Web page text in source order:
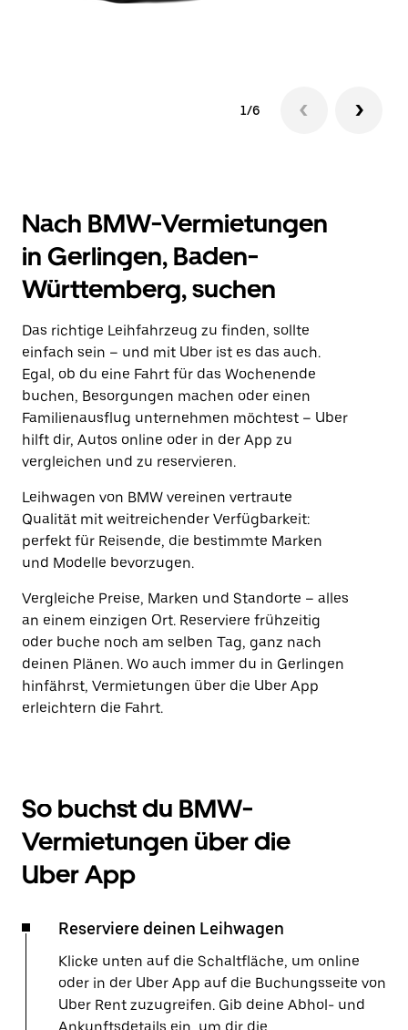
1/6
Nach BMW-Vermietungen
in Gerlingen, Baden-
Württemberg, suchen
Das richtige Leihfahrzeug zu finden, sollte
einfach sein – und mit Uber ist es das auch.
Egal, ob du eine Fahrt für das Wochenende
buchen, Besorgungen machen oder einen
Familienausflug unternehmen möchtest – Uber
hilft dir, Autos online oder in der App zu
vergleichen und zu reservieren.
Leihwagen von BMW vereinen vertraute
Qualität mit weitreichender Verfügbarkeit:
perfekt für Reisende, die bestimmte Marken
und Modelle bevorzugen.
Vergleiche Preise, Marken und Standorte – alles
an einem einzigen Ort. Reserviere frühzeitig
oder buche noch am selben Tag, ganz nach
deinen Plänen. Wo auch immer du in Gerlingen
hinfährst, Vermietungen über die Uber App
erleichtern die Fahrt.
So buchst du BMW-
Vermietungen über die
Uber App
Reserviere deinen Leihwagen
Klicke unten auf die Schaltfläche, um online
oder in der Uber App auf die Buchungsseite von
Uber Rent zuzugreifen. Gib deine Abhol- und